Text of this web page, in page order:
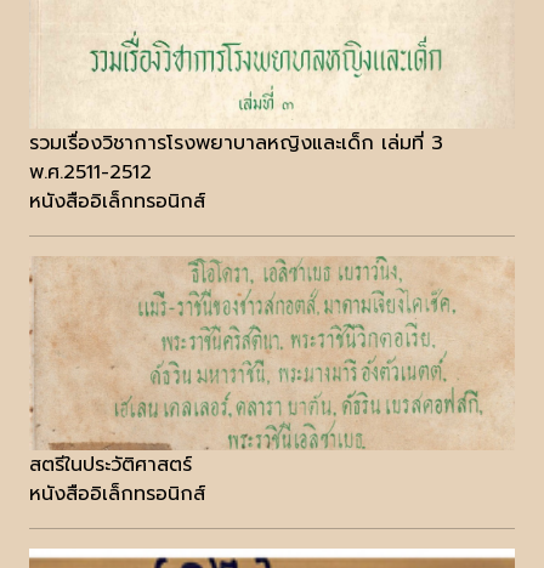
รวมเรื่องวิชาการโรงพยาบาลหญิงและเด็ก เล่มที่ 3
พ.ศ.2511-2512
หนังสืออิเล็กทรอนิกส์
สตรีในประวัติศาสตร์
หนังสืออิเล็กทรอนิกส์